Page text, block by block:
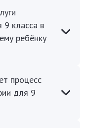
9 класса в
ребёнку
процесс
для 9